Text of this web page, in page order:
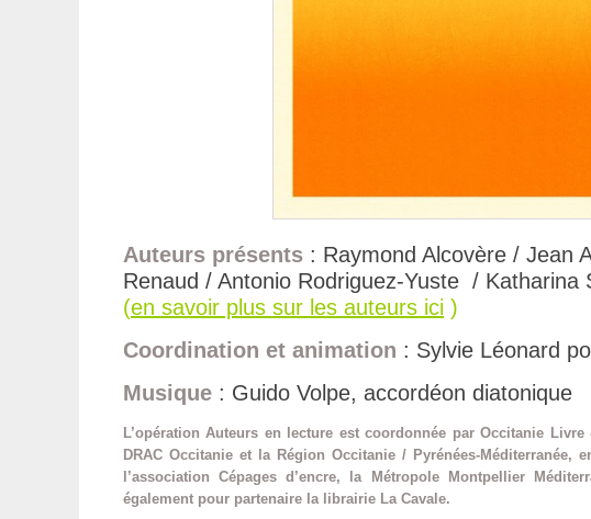
Auteurs présents : Raymond Alcovère / Jean
Renaud / Antonio Rodriguez-Yuste /
(en savoir plus sur les auteurs ici )
Coordination et animation : Sylvie Léonard
Musique : Guido Volpe, accordéon diatonique
L’opération Auteurs en lecture est coordonnée par Occitanie
DRAC Occitanie et la Région Occitanie / Pyrénées-
l’association Cépages d’encre, la Métropole Montpellier
également pour partenaire la librairie La Cavale.